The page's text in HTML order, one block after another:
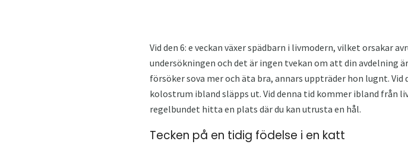
Vid den 6: e veckan växer spädbarn i livmodern, vilket orsakar
undersökningen och det är ingen tvekan om att din avdelning
försöker sova mer och äta bra, annars uppträder hon lugnt.
kolostrum ibland släpps ut. Vid denna tid kommer ibland från
regelbundet hitta en plats där du kan utrusta en hål.
Tecken på en tidig födelse i en katt